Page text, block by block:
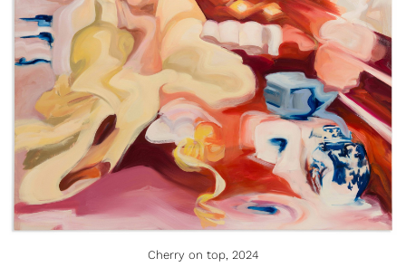
Cherry on top, 2024